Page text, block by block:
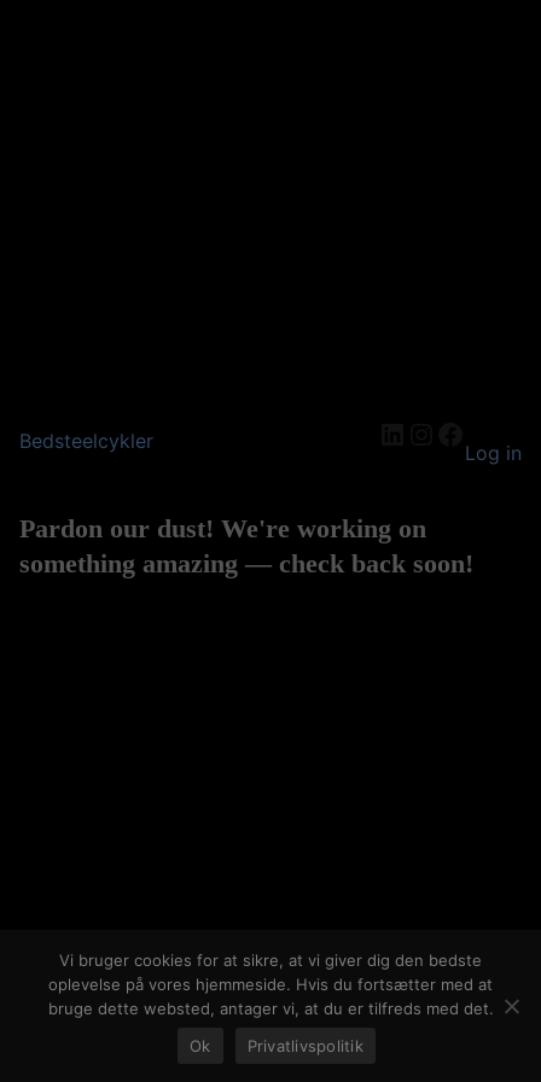
Bedsteelcykler
Log in
Pardon our dust! We're working on
something amazing — check back soon!
Vi bruger cookies for at sikre, at vi giver dig den bedste
oplevelse på vores hjemmeside. Hvis du fortsætter med at
bruge dette websted, antager vi, at du er tilfreds med det.
Ok
Privatlivspolitik